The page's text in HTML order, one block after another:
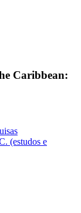
Caribbean:
(estudos e